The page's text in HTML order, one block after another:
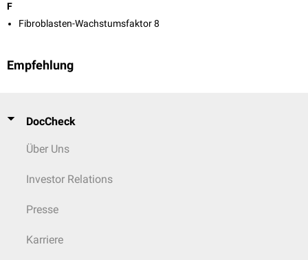
F
Fibroblasten-Wachstumsfaktor 8
Empfehlung
DocCheck
Über Uns
Investor Relations
Presse
Karriere